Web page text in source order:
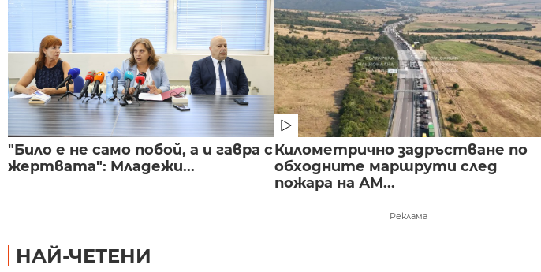
"Било е не само побой, а и гавра с
жертвата": Младежи...
Километрично задръстване по
обходните маршрути след
пожара на АМ...
Реклама
НАЙ-ЧЕТЕНИ